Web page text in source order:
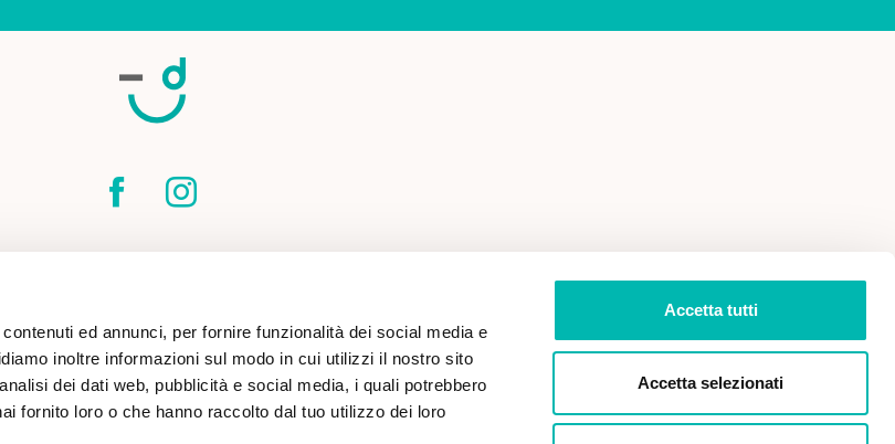
ed annunci, per fornire funzionalità dei social media e
inoltre informazioni sul modo in cui utilizzi il nostro sito
dei dati web, pubblicità e social media, i quali potrebbero
fornito loro o che hanno raccolto dal tuo utilizzo dei loro
Accetta tutti
Accetta selezionati